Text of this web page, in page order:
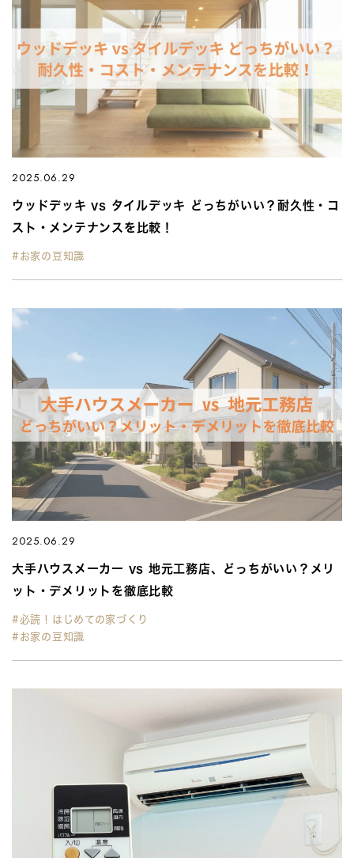
2025.06.29
ウッドデッキ vs タイルデッキ どっちがいい？耐久性・コ
スト・メンテナンスを比較！
#お家の豆知識
2025.06.29
大手ハウスメーカー vs 地元工務店、どっちがいい？メリ
ット・デメリットを徹底比較
#必読！はじめての家づくり
#お家の豆知識